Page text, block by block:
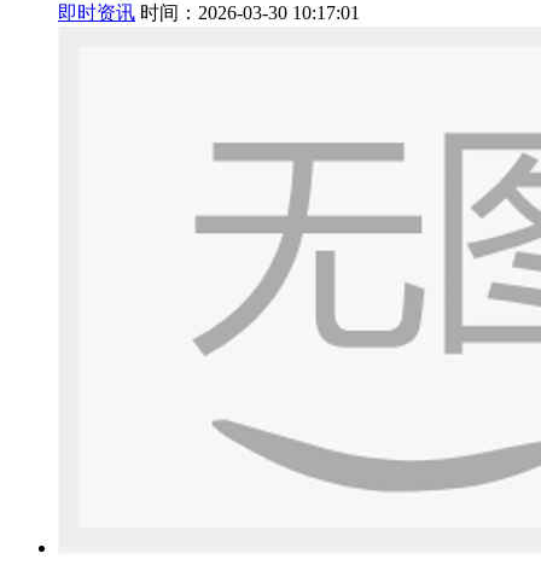
即时资讯 时间：2026-03-30 10:17:01